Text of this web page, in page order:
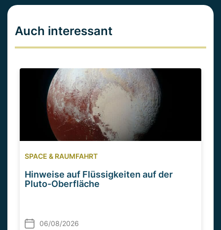
Auch interessant
SPACE & RAUMFAHRT
Hinweise auf Flüssigkeiten auf der
Pluto-Oberfläche
06/08/2026